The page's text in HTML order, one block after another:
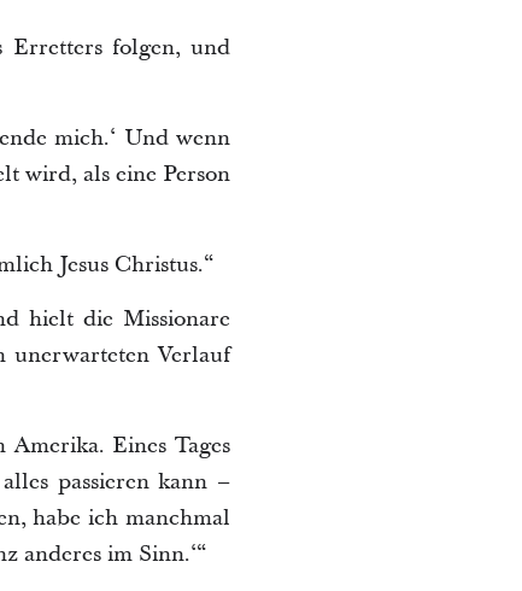
Erretters folgen, und
mich.‘ Und wenn
wird, als eine Person
Jesus Christus.“
hielt die Missionare
unerwarteten Verlauf
Eines Tages
passieren kann –
habe ich manchmal
anderes im Sinn.‘“